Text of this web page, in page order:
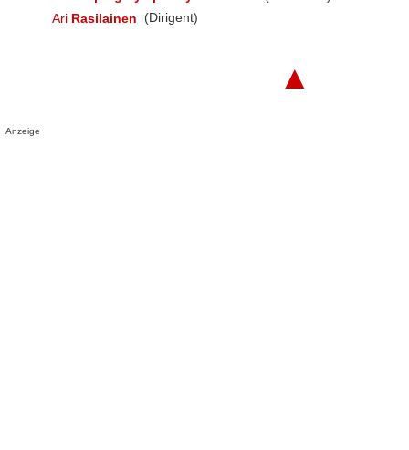
Ari Rasilainen (Dirigent)
▲
Anzeige